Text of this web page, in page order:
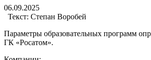
06.09.2025
Текст: Степан Воробей
Параметры образовательных программ
ГК «Росатом».